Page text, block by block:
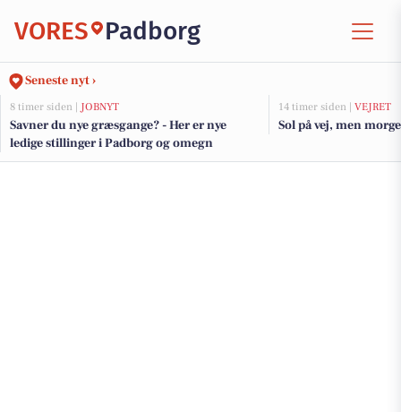
VORES Padborg
Seneste nyt ›
8 timer siden | JOBNYT
Savner du nye græsgange? - Her er nye
ledige stillinger i Padborg og omegn
14 timer siden | VEJRET
Sol på vej, men